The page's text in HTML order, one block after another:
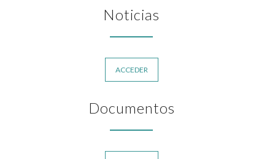
Noticias
ACCEDER
Documentos